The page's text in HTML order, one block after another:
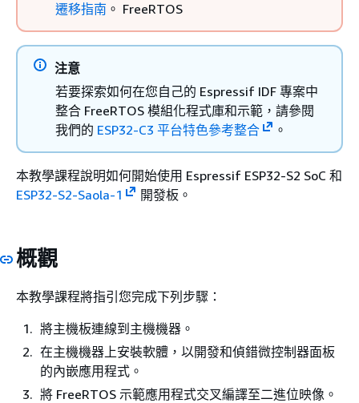
遷移指南 。 FreeRTOS
注意
若要探索如何在您自己的 Espressif IDF 專案中
整合 FreeRTOS 模組化程式庫和示範，請參閱
我們的 ESP32-C3 平台特色參考整合 。
本教學課程說明如何開始使用 Espressif ESP32-S2 SoC 和
ESP32-S2-Saola-1
開發板。
概觀
本教學課程將指引您完成下列步驟：
將主機板連線到主機機器。
在主機機器上安裝軟體，以開發和偵錯微控制器面板
的內嵌應用程式。
將 FreeRTOS 示範應用程式交叉編譯至二進位映像。